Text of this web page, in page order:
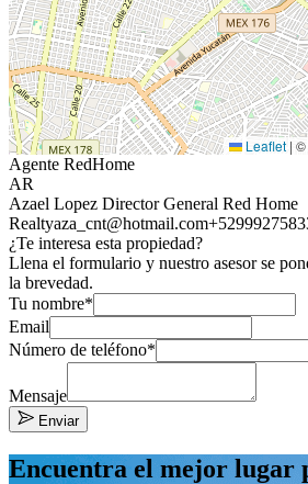
Leaflet | ©
Agente RedHome
AR
Azael Lopez Director General Red Home
Realtyaza_cnt@hotmail.com
¿Te interesa esta propiedad?
Llena el formulario y nuestro asesor se
la brevedad.
Tu nombre*
Email
Número de teléfono*
Mensaje
Enviar
Encuentra el mejor lugar